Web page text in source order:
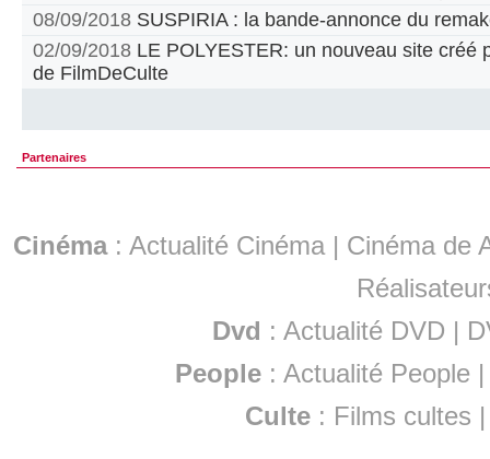
08/09/2018 SUSPIRIA : la bande-annonce du
02/09/2018 LE POLYESTER: un nouveau site créé
de FilmDeCulte
Partenaires
Cinéma: Actualité Cinéma | Cinéma de
Dvd : Actualité DVD |
People :Actualité People
Culte : Films cultes